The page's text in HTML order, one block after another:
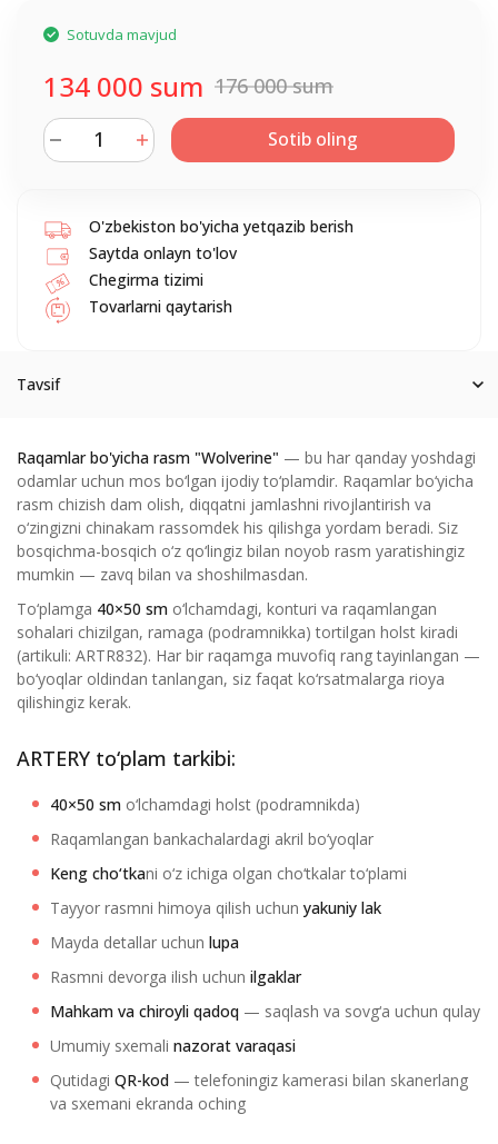
Sotuvda mavjud
134 000 sum 176 000 sum
Sotib oling
O'zbekiston bo'yicha yetqazib berish
Saytda onlayn to'lov
Chegirma tizimi
Tovarlarni qaytarish
Tavsif
Raqamlar bo'yicha rasm "Wolverine" — bu har qanday yoshdagi
odamlar uchun mos bo‘lgan ijodiy to‘plamdir. Raqamlar bo‘yicha
rasm chizish dam olish, diqqatni jamlashni rivojlantirish va
o‘zingizni chinakam rassomdek his qilishga yordam beradi. Siz
bosqichma-bosqich o‘z qo‘lingiz bilan noyob rasm yaratishingiz
mumkin — zavq bilan va shoshilmasdan.
To‘plamga 40×50 sm o‘lchamdagi, konturi va raqamlangan
sohalari chizilgan, ramaga (podramnikka) tortilgan holst kiradi
(artikuli: ARTR832). Har bir raqamga muvofiq rang tayinlangan —
bo‘yoqlar oldindan tanlangan, siz faqat ko‘rsatmalarga rioya
qilishingiz kerak.
ARTERY to‘plam tarkibi:
40×50 sm o‘lchamdagi holst (podramnikda)
Raqamlangan bankachalardagi akril bo‘yoqlar
Keng cho‘tkani o‘z ichiga olgan cho‘tkalar to‘plami
Tayyor rasmni himoya qilish uchun yakuniy lak
Mayda detallar uchun lupa
Rasmni devorga ilish uchun ilgaklar
Mahkam va chiroyli qadoq — saqlash va sovg‘a uchun qulay
Umumiy sxemali nazorat varaqasi
Qutidagi QR-kod — telefoningiz kamerasi bilan skanerlang
va sxemani ekranda oching